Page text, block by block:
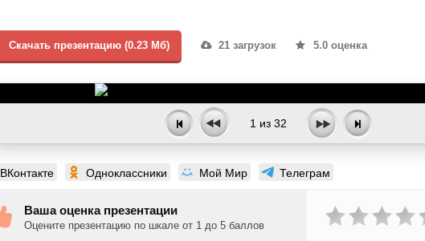
Скачать презентацию (0.23 Мб) 21 загрузок 5.0 оценка
1 из 32
ВКонтакте Одноклассники Мой Мир Телеграм
Ваша оценка презентации
Оцените презентацию по шкале от 1 до 5 баллов